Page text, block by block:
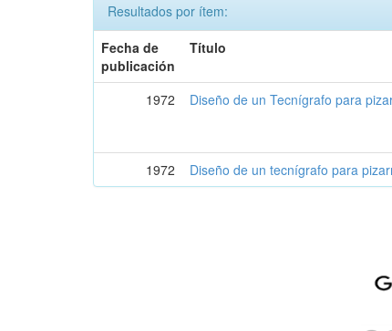
Resultados por ítem:
Fecha de
publicación
Título
1972 Diseño de un Tecnígrafo para
1972
Diseño de un tecnígrafo para